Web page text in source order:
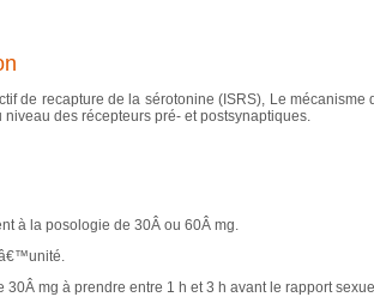
de recapture de la sérotonine (ISRS), Le
des récepteurs pré- et postsynaptiques.
à la posologie de 30Â ou 60Â mg.
30Â mg à prendre entre 1 h et 3 h avant le rapport